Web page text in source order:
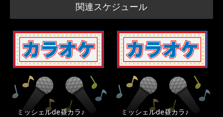
関連スケジュール
ミッシェルde昼カラ♪ ミッシェルde昼カラ♪